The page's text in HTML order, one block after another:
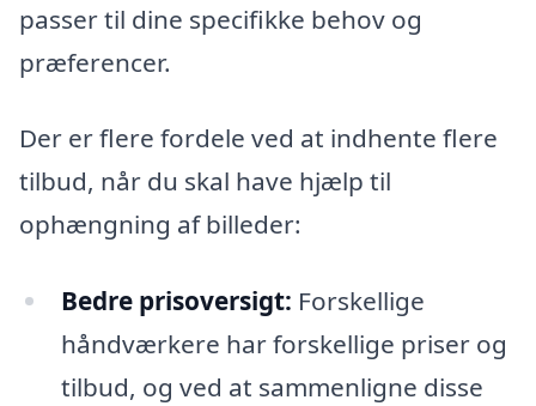
passer til dine specifikke behov og
præferencer.
Der er flere fordele ved at indhente flere
tilbud, når du skal have hjælp til
ophængning af billeder:
Bedre prisoversigt: Forskellige
håndværkere har forskellige priser og
tilbud, og ved at sammenligne disse